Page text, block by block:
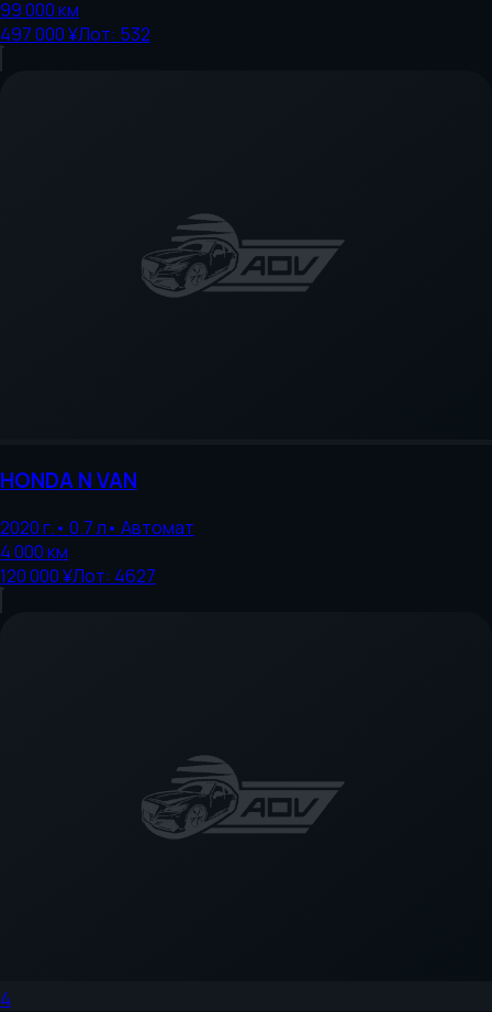
99 000км
497 000 ¥Лот: 532
HONDAN VAN
2020г.• 0.7л• Автомат
4 000км
120 000 ¥Лот: 4627
4